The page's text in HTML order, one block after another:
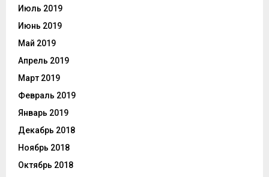
Июль 2019
Июнь 2019
Май 2019
Апрель 2019
Март 2019
Февраль 2019
Январь 2019
Декабрь 2018
Ноябрь 2018
Октябрь 2018